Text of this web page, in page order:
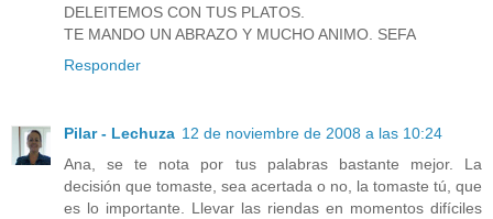
DELEITEMOS CON TUS PLATOS.
TE MANDO UN ABRAZO Y MUCHO ANIMO. SEFA
Responder
Pilar - Lechuza 12 de noviembre de 2008 a las 10:24
Ana, se te nota por tus palabras bastante mejor. La
decisión que tomaste, sea acertada o no, la tomaste tú, que
es lo importante. Llevar las riendas en momentos difíciles